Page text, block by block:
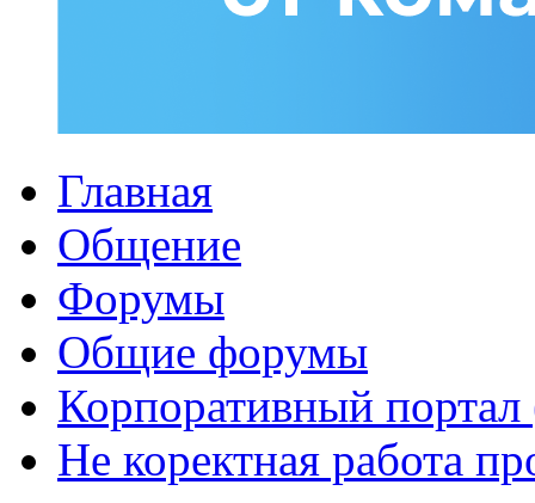
Главная
Общение
Форумы
Общие форумы
Корпоративный
Не коректная работа